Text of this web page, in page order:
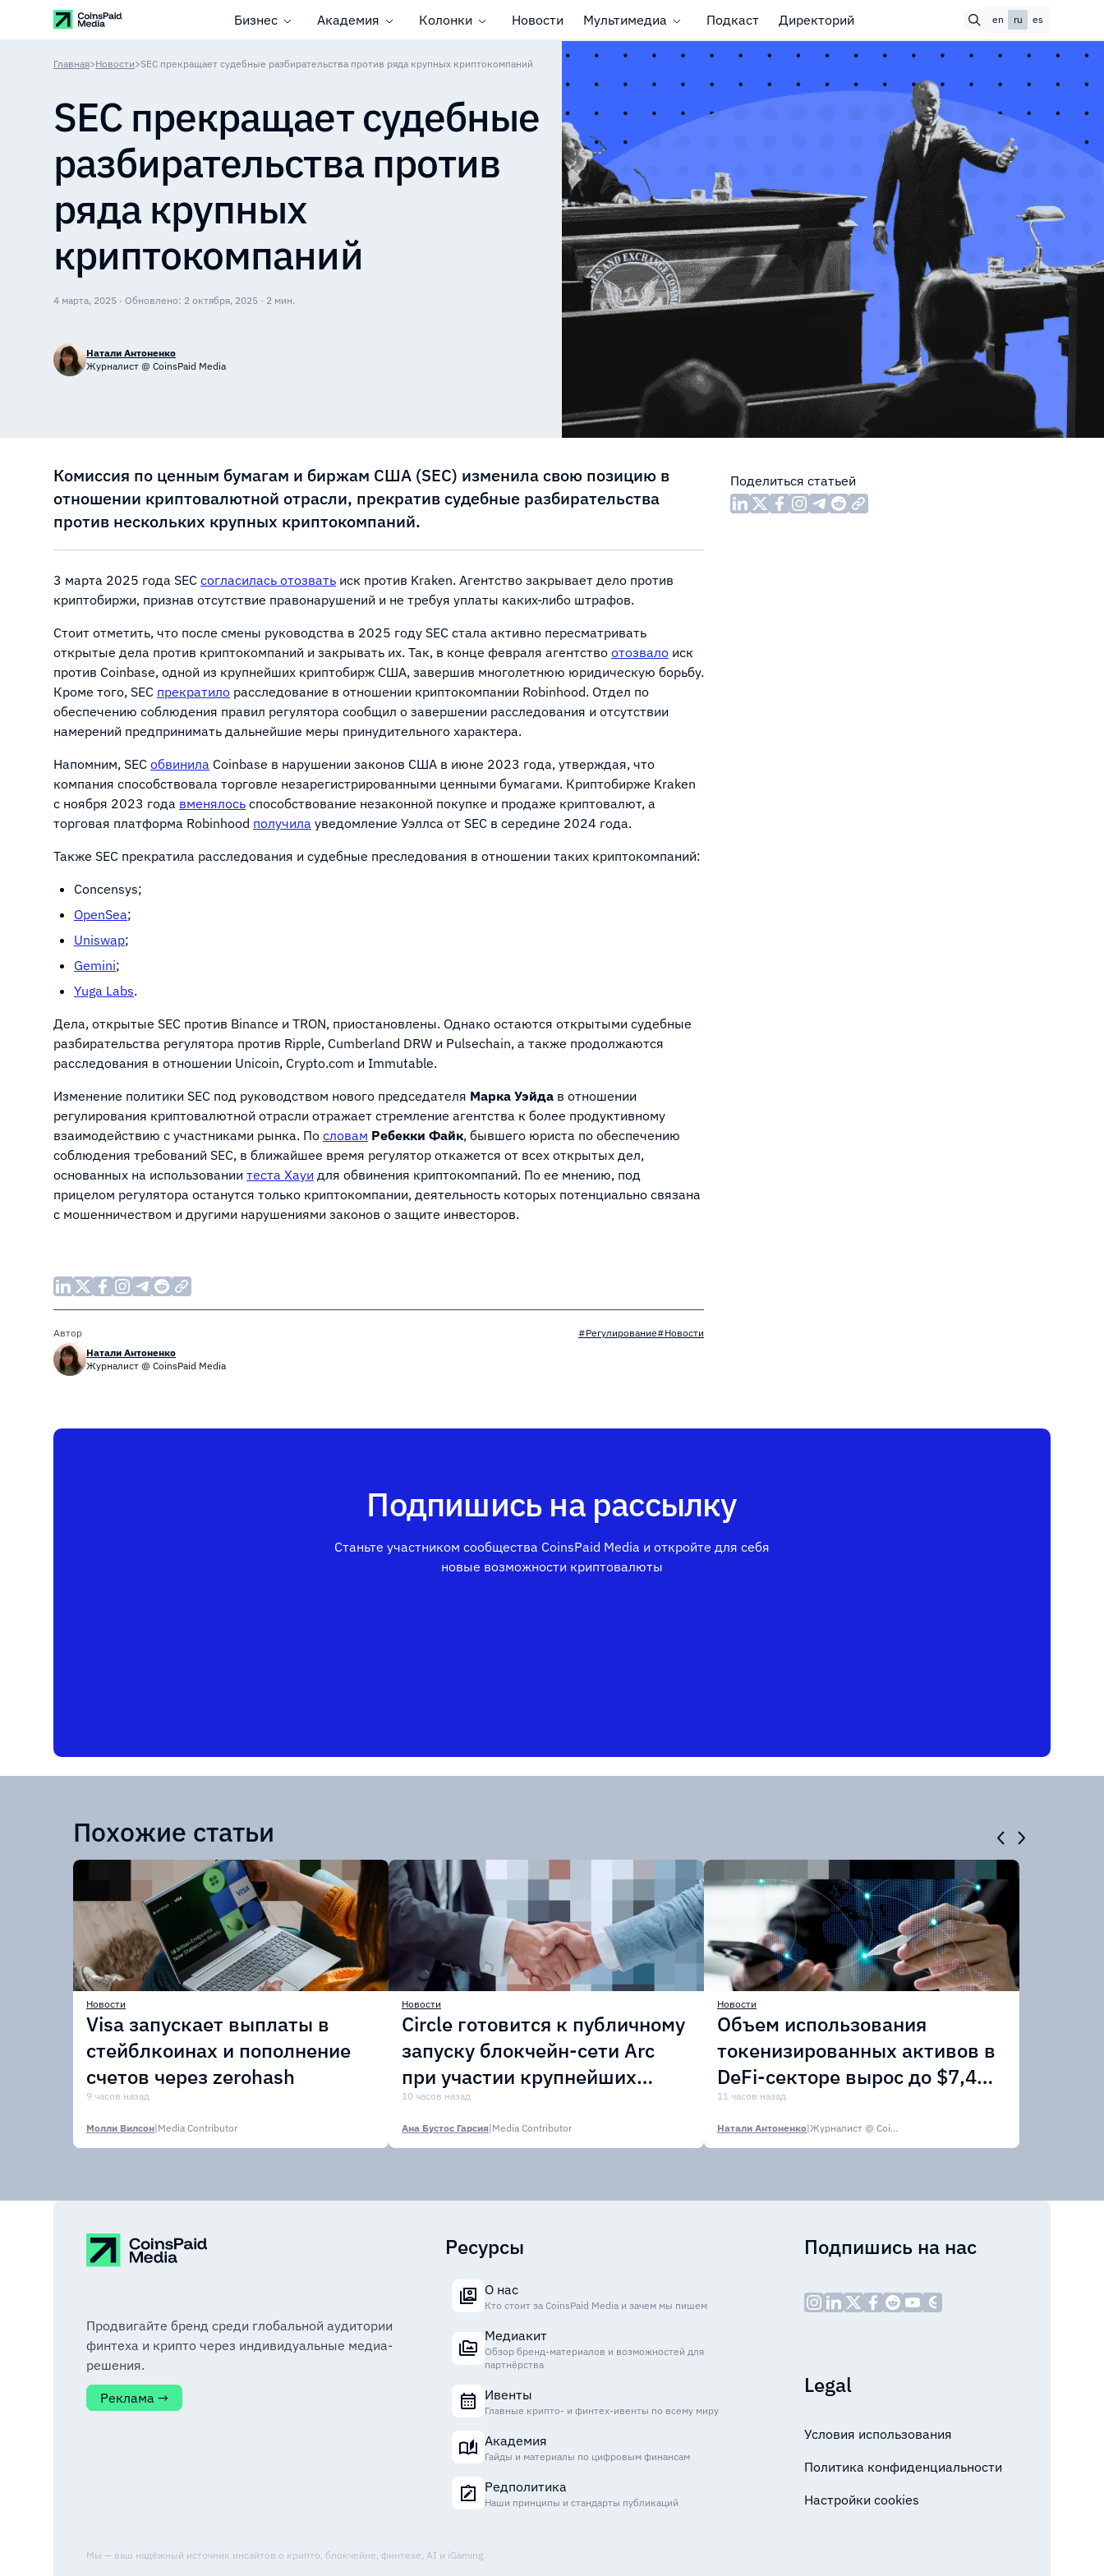
Бизнес Академия Колонки Новости Мультимедиа Подкаст Директорий en ru es
Главная>Новости>SEC прекращает судебные разбирательства против ряда крупных криптокомпаний
SEC прекращает судебные
разбирательства против
ряда крупных
криптокомпаний
4 марта, 2025 · Обновлено: 2 октября, 2025 · 2 мин.
Натали Антоненко
Журналист @ CoinsPaid Media
Комиссия по ценным бумагам и биржам США (SEC) изменила свою позицию в
отношении криптовалютной отрасли, прекратив судебные разбирательства
против нескольких крупных криптокомпаний.
3 марта 2025 года SEC согласилась отозвать иск против Kraken. Агентство закрывает дело против
криптобиржи, признав отсутствие правонарушений и не требуя уплаты каких-либо штрафов.
Стоит отметить, что после смены руководства в 2025 году SEC стала активно пересматривать
открытые дела против криптокомпаний и закрывать их. Так, в конце февраля агентство отозвало иск
против Coinbase, одной из крупнейших криптобирж США, завершив многолетнюю юридическую борьбу.
Кроме того, SEC прекратило расследование в отношении криптокомпании Robinhood. Отдел по
обеспечению соблюдения правил регулятора сообщил о завершении расследования и отсутствии
намерений предпринимать дальнейшие меры принудительного характера.
Напомним, SEC обвинила Coinbase в нарушении законов США в июне 2023 года, утверждая, что
компания способствовала торговле незарегистрированными ценными бумагами. Криптобирже Kraken
с ноября 2023 года вменялось способствование незаконной покупке и продаже криптовалют, а
торговая платформа Robinhood получила уведомление Уэллса от SEC в середине 2024 года.
Также SEC прекратила расследования и судебные преследования в отношении таких криптокомпаний:
Concensys;
OpenSea;
Uniswap;
Gemini;
Yuga Labs.
Дела, открытые SEC против Binance и TRON, приостановлены. Однако остаются открытыми судебные
разбирательства регулятора против Ripple, Cumberland DRW и Pulsechain, а также продолжаются
расследования в отношении Unicoin, Crypto.com и Immutable.
Изменение политики SEC под руководством нового председателя Марка Уэйда в отношении
регулирования криптовалютной отрасли отражает стремление агентства к более продуктивному
взаимодействию с участниками рынка. По словам Ребекки Файк, бывшего юриста по обеспечению
соблюдения требований SEC, в ближайшее время регулятор откажется от всех открытых дел,
основанных на использовании теста Хауи для обвинения криптокомпаний. По ее мнению, под
прицелом регулятора останутся только криптокомпании, деятельность которых потенциально связана
с мошенничеством и другими нарушениями законов о защите инвесторов.
Поделиться статьей
Автор
Натали Антоненко
Журналист @ CoinsPaid Media
#Регулирование#Новости
Подпишись на рассылку
Станьте участником сообщества CoinsPaid Media и откройте для себя
новые возможности криптовалюты
Похожие статьи
Новости
Visa запускает выплаты в
стейблкоинах и пополнение
счетов через zerohash
9 часов назад
Молли Вилсон|Media Contributor
Новости
Circle готовится к публичному
запуску блокчейн-сети Arc
при участии крупнейших
финансовых организаций
10 часов назад
Ана Бустос Гарсия|Media Contributor
Новости
Объем использования
токенизированных активов в
DeFi-секторе вырос до $7,4
млрд
11 часов назад
Натали Антоненко| Журналист @ CoinsPaid Media
Продвигайте бренд среди глобальной аудитории
финтеха и крипто через индивидуальные медиа-
решения.
Реклама →
Ресурсы
О нас
Кто стоит за CoinsPaid Media и зачем мы пишем
Медиакит
Обзор бренд-материалов и возможностей для
партнёрства
Ивенты
Главные крипто- и финтех-ивенты по всему миру
Академия
Гайды и материалы по цифровым финансам
Редполитика
Наши принципы и стандарты публикаций
Подпишись на нас
Legal
Условия использования
Политика конфиденциальности
Настройки cookies
Мы — ваш надёжный источник инсайтов о крипто, блокчейне, финтехе, AI и iGaming.